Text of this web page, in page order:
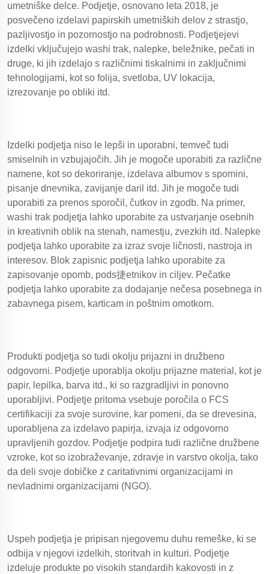
umetniške delce. Podjetje, osnovano leta 2018, je
posvečeno izdelavi papirskih umetniških delov z strastjo,
pazljivostjo in pozornostjo na podrobnosti. Podjetjejevi
izdelki vključujejo washi trak, nalepke, beležnike, pečati in
druge, ki jih izdelajo s različnimi tiskalnimi in zaključnimi
tehnologijami, kot so folija, svetloba, UV lokacija,
izrezovanje po obliki itd.
Izdelki podjetja niso le lepši in uporabni, temveč tudi
smiselnih in vzbujajočih. Jih je mogoče uporabiti za različne
namene, kot so dekoriranje, izdelava albumov s spomini,
pisanje dnevnika, zavijanje daril itd. Jih je mogoče tudi
uporabiti za prenos sporočil, čutkov in zgodb. Na primer,
washi trak podjetja lahko uporabite za ustvarjanje osebnih
in kreativnih oblik na stenah, namestju, zvezkih itd. Nalepke
podjetja lahko uporabite za izraz svoje ličnosti, nastroja in
interesov. Blok zapisnic podjetja lahko uporabite za
zapisovanje opomb, pods捷etnikov in ciljev. Pečatke
podjetja lahko uporabite za dodajanje nečesa posebnega in
zabavnega pisem, karticam in poštnim omotkom.
Produkti podjetja so tudi okolju prijazni in družbeno
odgovorni. Podjetje uporablja okolju prijazne material, kot je
papir, lepilka, barva itd., ki so razgradljivi in ponovno
uporabljivi. Podjetje pritoma vsebuje poročila o FCS
certifikaciji za svoje surovine, kar pomeni, da se drevesina,
uporabljena za izdelavo papirja, izvaja iz odgovorno
upravljenih gozdov. Podjetje podpira tudi različne družbene
vzroke, kot so izobraževanje, zdravje in varstvo okolja, tako
da deli svoje dobičke z caritativnimi organizacijami in
nevladnimi organizacijami (NGO).
Uspeh podjetja je pripisan njegovemu duhu remeške, ki se
odbija v njegovi izdelkih, storitvah in kulturi. Podjetje
izdeluje produkte po visokih standardih kakovosti in z